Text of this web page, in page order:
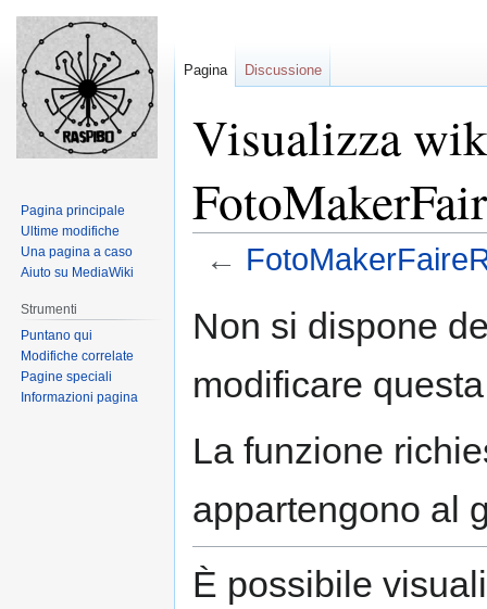
Visualizza
←
toto
Non si dispone
modificare
La funzione
appartengono al
È possibile
Pagina Discussione
Pagina principale
Ultime modifiche
Una pagina a caso
Aiuto su MediaWiki
Strumenti
Puntano qui
Modifiche correlate
Pagine speciali
Informazioni pagina